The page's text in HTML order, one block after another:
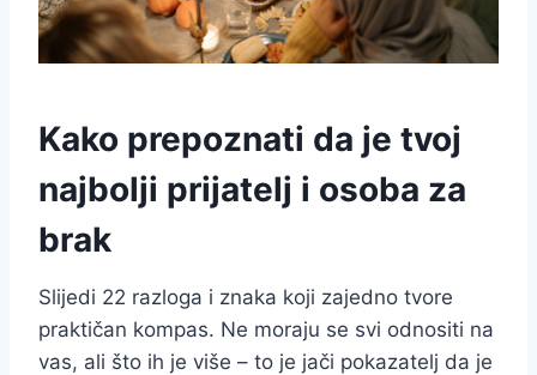
Kako prepoznati da je tvoj
najbolji prijatelj i osoba za
brak
Slijedi 22 razloga i znaka koji zajedno tvore
praktičan kompas. Ne moraju se svi odnositi na
vas, ali što ih je više – to je jači pokazatelj da je